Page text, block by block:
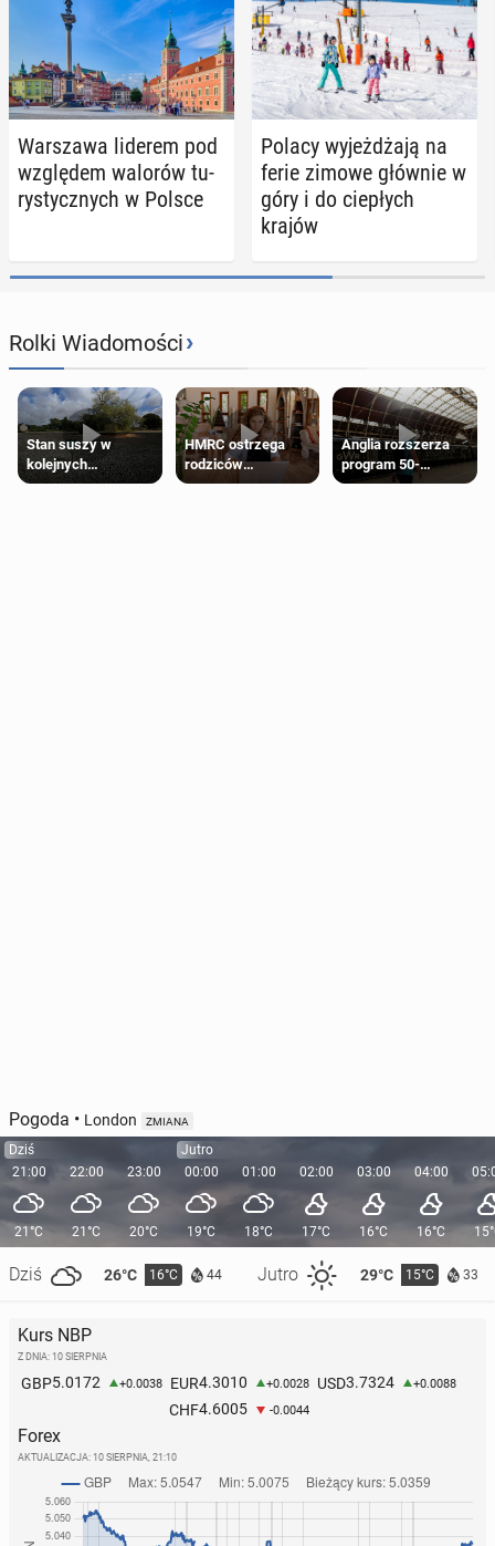
War­sza­wa liderem pod
wzglę­dem walorów tu­
ry­stycz­nych w Polsce
Polacy wy­jeż­dża­ją na
ferie zimowe głównie w
góry i do cie­płych
krajów
Rolki Wiadomości›
Stan suszy w
kolejnych
regionach Anglii.
HMRC ostrzega
rodziców
pobierających Child
Anglia rozszerza
program 50-
procentowych
Pogoda • London ZMIANA
Dziś
21:00
21°C
Dziś 26°C 16°C 44 Jutro 29°C 15°C 33
22:00
21°C
23:00
20°C
Jutro
00:00
19°C
01:00
18°C
02:00
17°C
03:00
16°C
04:00
16°C
Kurs NBP
Z DNIA: 10 SIERPNIA
GBP5.0172 +0.0038 EUR4.3010 +0.0028 USD3.7324 +0.0088
CHF4.6005 -0.0044
Forex
AKTUALIZACJA: 10 SIERPNIA, 21:10